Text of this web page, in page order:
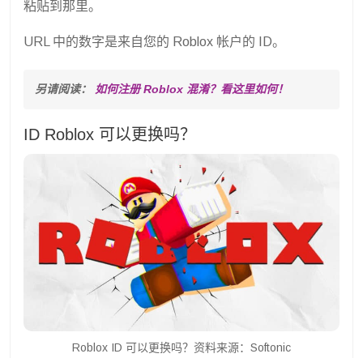
粘贴到那里。
URL 中的数字是来自您的 Roblox 帐户的 ID。
另请阅读： 如何注册 Roblox 混淆？看这里如何！
ID Roblox 可以更换吗？
Roblox ID 可以更换吗？资料来源：Softonic